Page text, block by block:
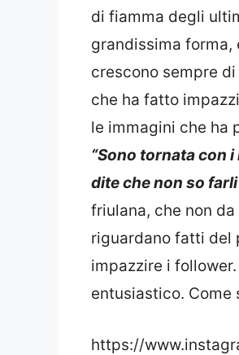
di fiamma degli
grandissima forma,
crescono sempre
che ha fatto
le immagini che ha
“Sono tornata con i
dite che non so
friulana, che non
riguardano fatti del
impazzire i
entusiastico. Come
https://